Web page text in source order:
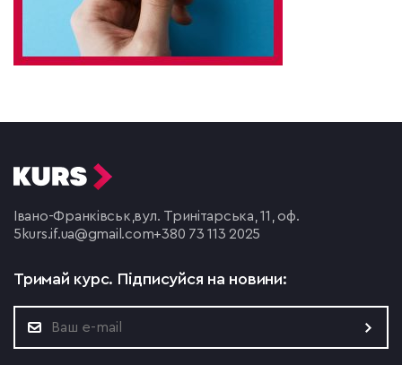
Івано-Франківськ, вул. Тринітарська, 11, оф.
5 kurs.if.ua@gmail.com+380 73 113 2025
Тримай курс. Підписуйся на новини: